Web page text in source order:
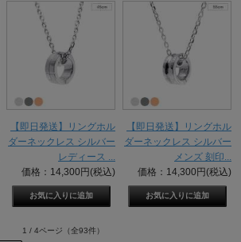
【即日発送】リングホル
ダーネックレス シルバー
レディース ...
価格：14,300円(税込)
【即日発送】リングホル
ダーネックレス シルバー
メンズ 刻印...
価格：14,300円(税込)
1 / 4ページ （全93件）